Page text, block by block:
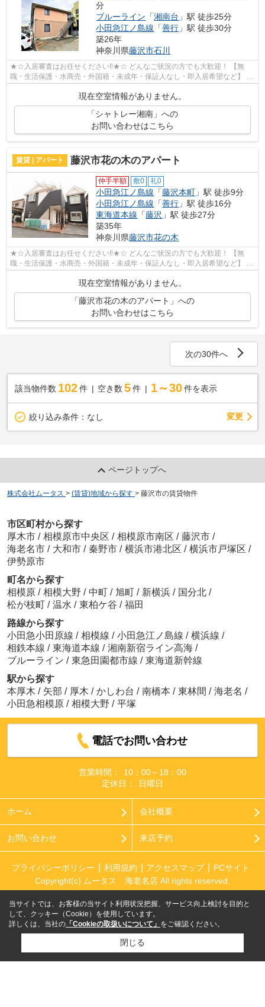
分
ブルーライン 「湘南台 」駅 徒歩25分
小田急江ノ島線 「善行 」駅 徒歩30分
築26年
神奈川県藤沢市石川
★☆入居審査はお任せください‼★☆ どんなご状況の方でも大歓迎！ 【無
職・生活保護・水商売・外国籍・未成年・保証人なし・即入居希望など】 ネ
現在空室情報がありません。
「シャトレー湘南」への
お問い合わせはこちら
賃貸 | アパート 藤沢市花の木のアパート
仲手半額 敷0 礼0
小田急江ノ島線 「藤沢本町 」駅 徒歩9分
小田急江ノ島線 「善行 」駅 徒歩16分
東海道本線 「藤沢 」駅 徒歩27分
築35年
神奈川県藤沢市花の木
★☆入居審査はお任せください‼★☆ どんなご状況の方でも大歓迎！ 【無
職・生活保護・水商売・外国籍・未成年・保証人なし・即入居希望など】 ネ
ット非公開の物件からもお探し致します‼ ...
現在空室情報がありません。
「藤沢市花の木のアパート」への
お問い合わせはこちら
次の30件へ
該当物件数 102件 空き数 5 件 1～30 件を表示
絞り込み条件： なし 変更
ページトップへ
株式会社ムータス > (賃貸)地域から探す > 藤沢市の賃貸物件
市区町村から探す
厚木市 / 相模原市中央区 / 相模原市南区 / 藤沢市 /
海老名市 / 大和市 / 秦野市 / 横浜市港北区 / 横浜市戸塚区 /
伊勢原市
町名から探す
相模原 / 相模大野 / 中町 / 旭町 / 新横浜 / 国分北 /
松が枝町 / 温水 / 東柏ケ谷 / 福田
路線から探す
小田急小田原線 / 相模線 / 小田急江ノ島線 / 横浜線 /
相鉄本線 / 東海道本線 / 湘南新宿ライン高海 /
ブルーライン / 東急田園都市線 / 東海道新幹線
駅から探す
本厚木 / 矢部 / 厚木 / かしわ台 / 南橋本 / 東林間 / 海老名 /
小田急相模原 / 相模大野 / 平塚
電話でお問い合わせ
営業時間：
10：00～18：00
定休日：
日曜日
ホーム 会社概要
お問い合わせ 来店予約
プライバシーポリシー 利用規約 アクセスマップ
PCサイト
Copyright(c) ムータス 海老名店 All rights reserved.
当サイトでは、お客様の当サイト利用状況把握、サービス向上検討を目的と
して、クッキー（Cookie）を使用しています。
詳しくは、当社の 「Cookieの取扱いについて」 をご確認ください。
閉じる